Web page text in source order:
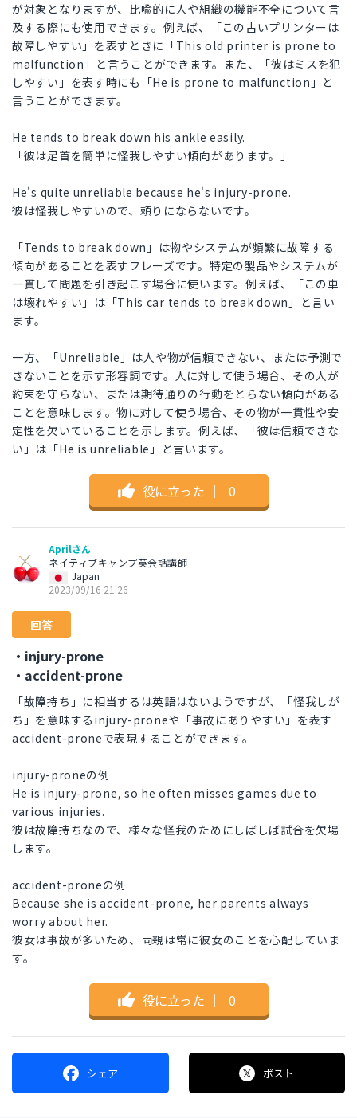
が対象となりますが、比喩的に人や組織の機能不全について言
及する際にも使用できます。例えば、「この古いプリンターは
故障しやすい」を表すときに「This old printer is prone to
malfunction」と言うことができます。また、「彼はミスを犯
しやすい」を表す時にも「He is prone to malfunction」と
言うことができます。
He tends to break down his ankle easily.
「彼は足首を簡単に怪我しやすい傾向があります。」
He's quite unreliable because he's injury-prone.
彼は怪我しやすいので、頼りにならないです。
「Tends to break down」は物やシステムが頻繁に故障する
傾向があることを表すフレーズです。特定の製品やシステムが
一貫して問題を引き起こす場合に使います。例えば、「この車
は壊れやすい」は「This car tends to break down」と言い
ます。
一方、「Unreliable」は人や物が信頼できない、または予測で
きないことを示す形容詞です。人に対して使う場合、その人が
約束を守らない、または期待通りの行動をとらない傾向がある
ことを意味します。物に対して使う場合、その物が一貫性や安
定性を欠いていることを示します。例えば、「彼は信頼できな
い」は「He is unreliable」と言います。
役に立った ｜ 0
Aprilさん
ネイティブキャンプ英会話講師
Japan
2023/09/16 21:26
回答
・injury-prone
・accident-prone
「故障持ち」に相当するは英語はないようですが、「怪我しが
ち」を意味するinjury-proneや「事故にありやすい」を表す
accident-proneで表現することができます。
injury-proneの例
He is injury-prone, so he often misses games due to
various injuries.
彼は故障持ちなので、様々な怪我のためにしばしば試合を欠場
します。
accident-proneの例
Because she is accident-prone, her parents always
worry about her.
彼女は事故が多いため、両親は常に彼女のことを心配していま
す。
役に立った ｜ 0
シェア ポスト